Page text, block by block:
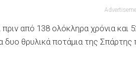
, πριν από 138 ολόκληρα χρόνια και
θρυλικά ποτάμια της Σπάρτης